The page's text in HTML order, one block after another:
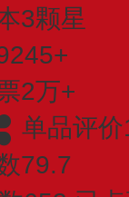
3颗星
2万+
单品评
79.7